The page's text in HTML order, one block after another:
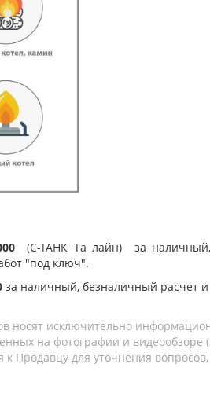
(С-ТАНК Та лайн) за
"под ключ".
за наличный, безналичный расчет
носят исключительно
на фотографии и видеообзоре
Продавцу для уточнения